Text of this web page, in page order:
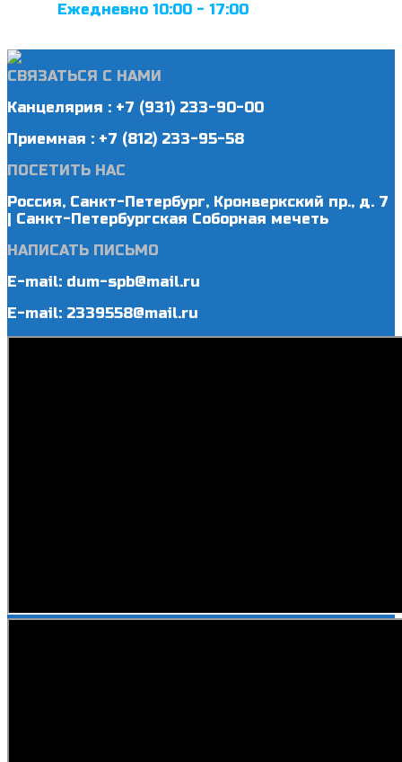
Ежедневно 10:00 - 17:00
СВЯЗАТЬСЯ С НАМИ
Канцелярия : +7 (931) 233-90-00
Приемная : +7 (812) 233-95-58
ПОСЕТИТЬ НАС
Россия, Санкт-Петербург, Кронверкский пр., д. 7
| Санкт-Петербургская Соборная мечеть
НАПИСАТЬ ПИСЬМО
E-mail: dum-spb@mail.ru
E-mail: 2339558@mail.ru